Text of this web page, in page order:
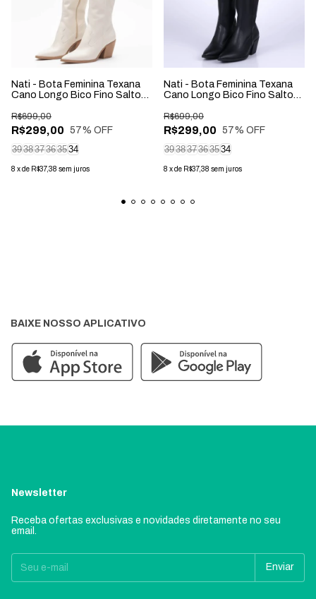
Nati - Bota Feminina Texana
Cano Longo Bico Fino Salto
R$299,00
R$699,00
57% OFF
393837363534
8 xde R$37,38 sem juros
Nati - Bota Feminina Texana
Cano Longo Bico Fino Salto
R$299,00
R$699,00
57% OFF
393837363534
8 xde R$37,38 sem juros
BAIXE NOSSO APLICATIVO
Newsletter
Receba ofertas exclusivas e novidades diretamente no seu
email.